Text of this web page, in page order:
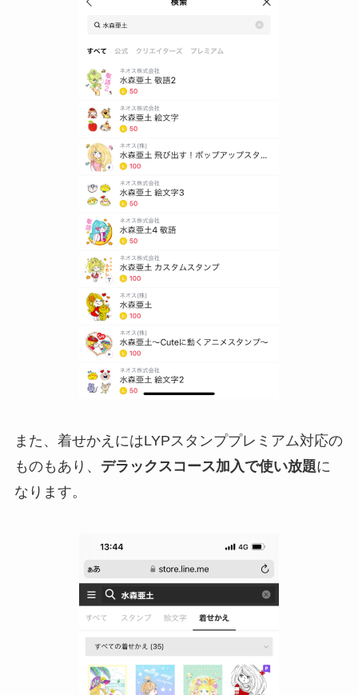
また、着せかえにはLYPスタンププレミアム対応の
ものもあり、 デラックスコース加入で使い放題に
なります。